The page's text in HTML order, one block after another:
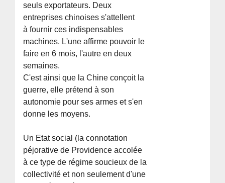
seuls exportateurs. Deux
entreprises chinoises s'attellent
à fournir ces indispensables
machines. L'une affirme pouvoir le
faire en 6 mois, l'autre en deux
semaines.
C'est ainsi que la Chine conçoit la
guerre, elle prétend à son
autonomie pour ses armes et s'en
donne les moyens.
Un Etat social (la connotation
péjorative de Providence accolée
à ce type de régime soucieux de la
collectivité et non seulement d'une